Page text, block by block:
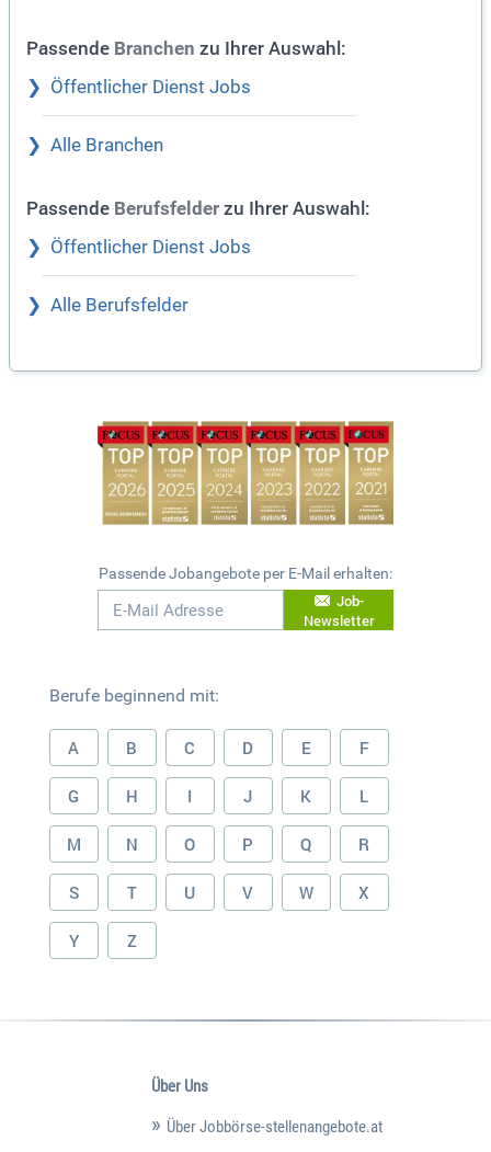
Passende Branchen zu Ihrer Auswahl:
Öffentlicher Dienst Jobs
Alle Branchen
Passende Berufsfelder zu Ihrer Auswahl:
Öffentlicher Dienst Jobs
Alle Berufsfelder
Passende Jobangebote per E-Mail erhalten:
Job-
Newsletter
Berufe beginnend mit:
A B C D E F
G H I J K L
M N O P Q R
S T U V W X
Y Z
Über Uns
Über Jobbörse-stellenangebote.at